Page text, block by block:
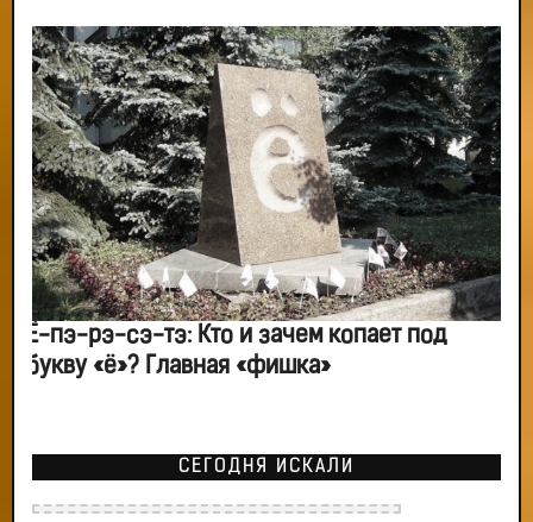
Ё-пэ-рэ-сэ-тэ: Кто и зачем копает под
букву «ё»? Главная «фишка»
СЕГОДНЯ ИСКАЛИ